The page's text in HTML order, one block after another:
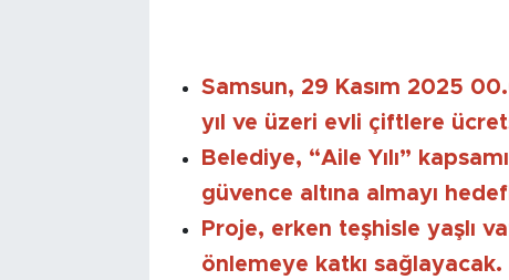
Samsun, 29 Kasım 2025
yıl ve üzeri evli çiftlere
Belediye, “Aile Yılı”
güvence altına almayı
Proje, erken teşhisle yaşlı
önlemeye katkı sağlayacak.